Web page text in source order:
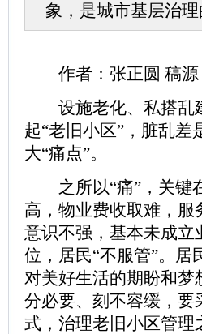
象，是城市基层治理
作者：张正圆 稿源
设施老化、私搭乱
起“老旧小区”，脏乱
大“痛点”。
之所以“痛”，关键
高，物业费收取难，服
意识不强，基本未成
位，居民“不服管”。
对美好生活的期盼和
分必要、刻不容缓，要
式，治理老旧小区管